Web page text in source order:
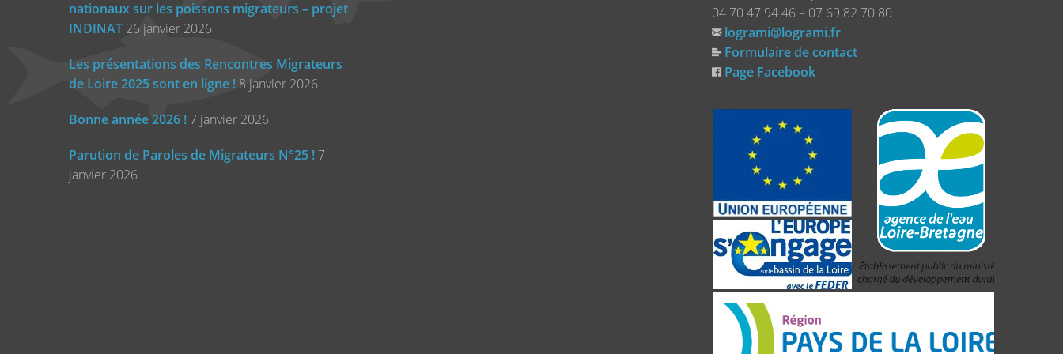
nationaux sur les poissons migrateurs – projet
INDINAT 26 janvier 2026
Les présentations des Rencontres Migrateurs
de Loire 2025 sont en ligne ! 8 janvier 2026
Bonne année 2026 ! 7 janvier 2026
Parution de Paroles de Migrateurs N°25 ! 7
janvier 2026
04 70 47 94 46 – 07 69 82 70 80
logrami@logrami.fr
Formulaire de contact
Page Facebook